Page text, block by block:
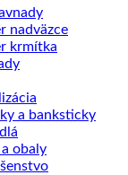
nadväzce
krmítka
a banksticky
a obaly